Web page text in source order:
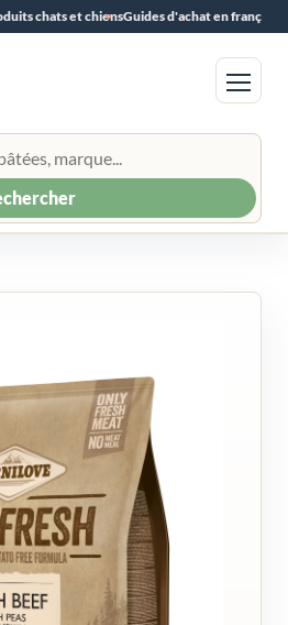
chats et chiensGuides d'achat en français
Menu